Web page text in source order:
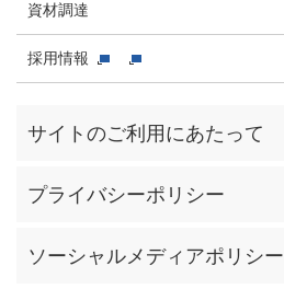
資材調達
採用情報
サイトのご利用にあたって
プライバシーポリシー
ソーシャルメディアポリシー